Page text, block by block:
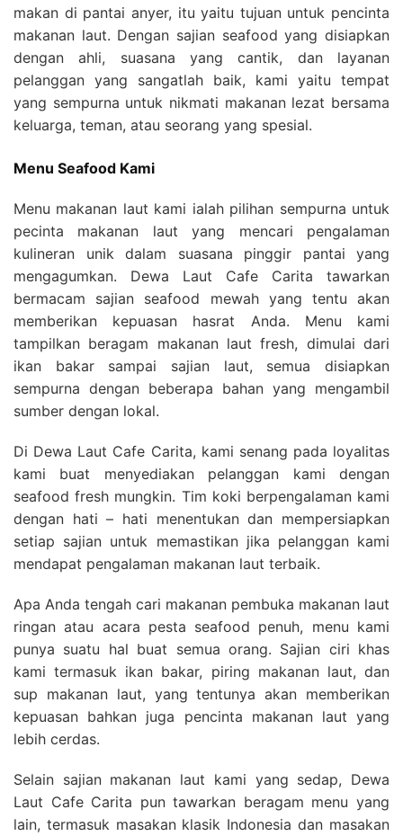
makan di pantai anyer, itu yaitu tujuan untuk pencinta
makanan laut. Dengan sajian seafood yang disiapkan
dengan ahli, suasana yang cantik, dan layanan
pelanggan yang sangatlah baik, kami yaitu tempat
yang sempurna untuk nikmati makanan lezat bersama
keluarga, teman, atau seorang yang spesial.
Menu Seafood Kami
Menu makanan laut kami ialah pilihan sempurna untuk
pecinta makanan laut yang mencari pengalaman
kulineran unik dalam suasana pinggir pantai yang
mengagumkan. Dewa Laut Cafe Carita tawarkan
bermacam sajian seafood mewah yang tentu akan
memberikan kepuasan hasrat Anda. Menu kami
tampilkan beragam makanan laut fresh, dimulai dari
ikan bakar sampai sajian laut, semua disiapkan
sempurna dengan beberapa bahan yang mengambil
sumber dengan lokal.
Di Dewa Laut Cafe Carita, kami senang pada loyalitas
kami buat menyediakan pelanggan kami dengan
seafood fresh mungkin. Tim koki berpengalaman kami
dengan hati – hati menentukan dan mempersiapkan
setiap sajian untuk memastikan jika pelanggan kami
mendapat pengalaman makanan laut terbaik.
Apa Anda tengah cari makanan pembuka makanan laut
ringan atau acara pesta seafood penuh, menu kami
punya suatu hal buat semua orang. Sajian ciri khas
kami termasuk ikan bakar, piring makanan laut, dan
sup makanan laut, yang tentunya akan memberikan
kepuasan bahkan juga pencinta makanan laut yang
lebih cerdas.
Selain sajian makanan laut kami yang sedap, Dewa
Laut Cafe Carita pun tawarkan beragam menu yang
lain, termasuk masakan klasik Indonesia dan masakan